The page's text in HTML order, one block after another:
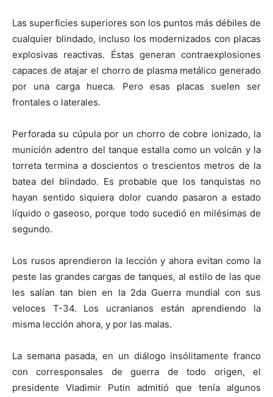
Las superficies superiores son los puntos más débiles de
cualquier blindado, incluso los modernizados con placas
explosivas reactivas. Éstas generan contraexplosiones
capaces de atajar el chorro de plasma metálico generado
por una carga hueca. Pero esas placas suelen ser
frontales o laterales.
Perforada su cúpula por un chorro de cobre ionizado, la
munición adentro del tanque estalla como un volcán y la
torreta termina a doscientos o trescientos metros de la
batea del blindado. Es probable que los tanquistas no
hayan sentido siquiera dolor cuando pasaron a estado
líquido o gaseoso, porque todo sucedió en milésimas de
segundo.
Los rusos aprendieron la lección y ahora evitan como la
peste las grandes cargas de tanques, al estilo de las que
les salían tan bien en la 2da Guerra mundial con sus
veloces T-34. Los ucranianos están aprendiendo la
misma lección ahora, y por las malas.
La semana pasada, en un diálogo insólitamente franco
con corresponsales de guerra de todo origen, el
presidente Vladimir Putin admitió que tenía algunos